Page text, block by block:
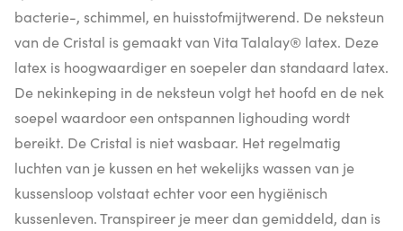
bacterie-, schimmel, en huisstofmijtwerend. De neksteun
van de Cristal is gemaakt van Vita Talalay® latex. Deze
latex is hoogwaardiger en soepeler dan standaard latex.
De nekinkeping in de neksteun volgt het hoofd en de nek
soepel waardoor een ontspannen lighouding wordt
bereikt. De Cristal is niet wasbaar. Het regelmatig
luchten van je kussen en het wekelijks wassen van je
kussensloop volstaat echter voor een hygiënisch
kussenleven. Transpireer je meer dan gemiddeld, dan is